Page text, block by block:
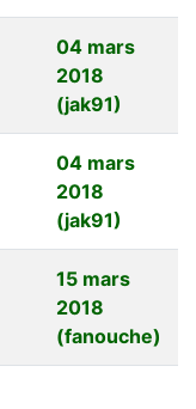
04 mars
2018
(jak91)
04 mars
2018
(jak91)
15 mars
2018
(fanouche)